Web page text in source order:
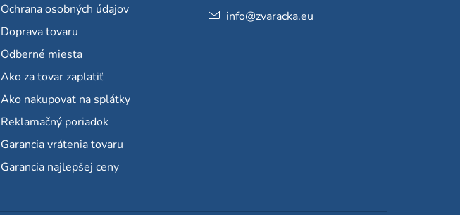
Ochrana osobných údajov
Doprava tovaru
Odberné miesta
Ako za tovar zaplatiť
Ako nakupovať na splátky
Reklamačný poriadok
Garancia vrátenia tovaru
Garancia najlepšej ceny
info@zvaracka.eu